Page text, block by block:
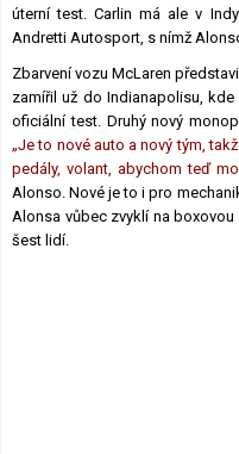
úterní test. Carlin má ale v
Andretti Autosport, s nímž
Zbarvení vozu McLaren
zamířil už do Indianapolisu,
oficiální test. Druhý nový
„Je to nové auto a nový tým,
pedály, volant, abychom teď
Alonso. Nové je to i pro
Alonsa vůbec zvyklí na
šest lidí.